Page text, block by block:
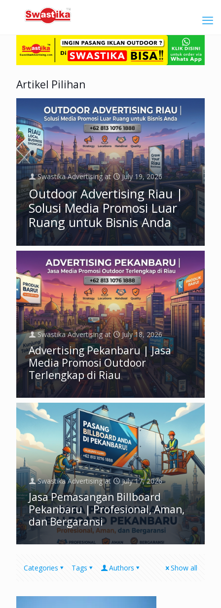
Artikel Pilihan
Swastika Advertising at July 19, 2026
Outdoor Advertising Riau |
Solusi Media Promosi Luar
Ruang untuk Bisnis Anda
Swastika Advertising at July 18, 2026
Advertising Pekanbaru | Jasa
Media Promosi Outdoor
Terlengkap di Riau
Swastika Advertising at July 17, 2026
Jasa Pemasangan Billboard
Pekanbaru | Profesional, Aman,
dan Bergaransi
Categories Tags Authors Show all